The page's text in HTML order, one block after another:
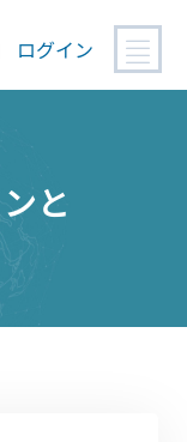
ログイン
と